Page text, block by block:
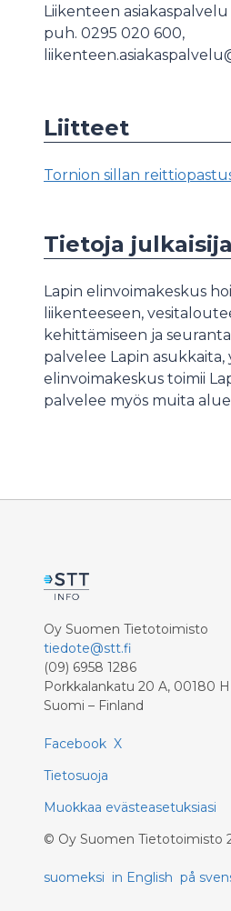
Liikenteen asiakaspalvelu
puh. 0295 020 600,
Liitteet
Tornion sillan
Tietoja
Lapin elinvoimakeskus
liikenteeseen,
kehittämiseen ja
palvelee Lapin
elinvoimakeskus toimii
palvelee myös muita
Oy Suomen Tietotoimisto
tiedote@stt.fi
(09) 6958 1286
Porkkalankatu 20 A, 00180
Suomi – Finland
Facebook X
Tietosuoja
Muokkaa evästeasetuksiasi
© Oy Suomen Tietotoimisto
suomeksi in English på